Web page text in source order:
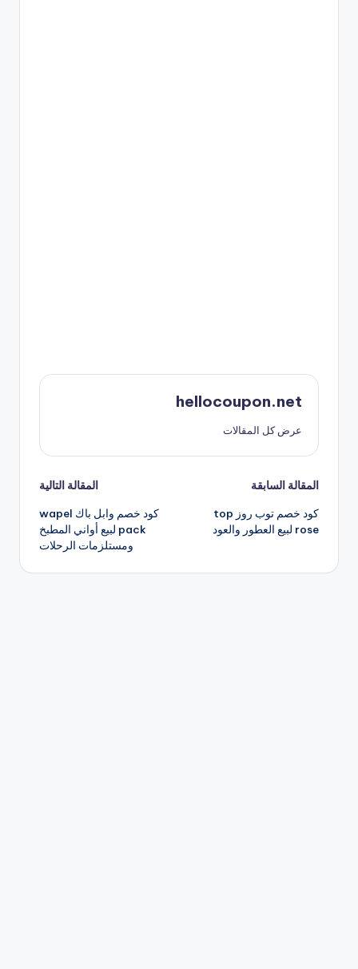
hellocoupon.net
عرض كل المقالات
تصفّح
المقالات
المقالة السابقة
كود خصم توب روز top
rose لبيع العطور والعود
المقالة التالية
كود خصم وابل باك wapel
pack لبيع أواني المطبخ
ومستلزمات الرحلات